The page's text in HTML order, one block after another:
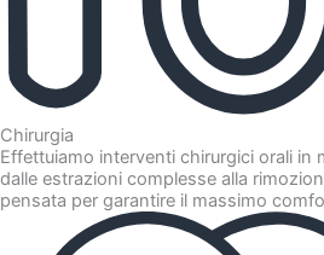
Chirurgia
Effettuiamo interventi chirurgici orali in
dalle estrazioni complesse alla
pensata per garantire il massimo